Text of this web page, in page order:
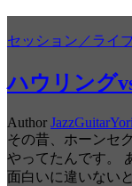
セッション／ライ
ハウリング
Author
その昔、ホーンセ
やってたんです。
面白いに違いない